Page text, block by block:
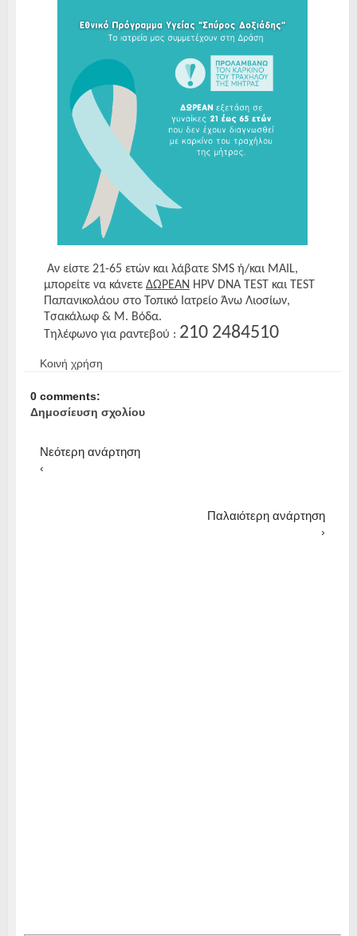
Αν είστε 21-65 ετών και λάβατε SMS ή/και MAIL,
μπορείτε να κάνετε ΔΩΡΕΑΝ HPV DNA TEST και TEST
Παπανικολάου στο Τοπικό Ιατρείο Άνω Λιοσίων,
Τσακάλωφ & Μ. Βόδα.
Τηλέφωνο για ραντεβού : 210 2484510
Κοινή χρήση
0 comments:
Δημοσίευση σχολίου
Νεότερη ανάρτηση
‹
Παλαιότερη ανάρτηση
›